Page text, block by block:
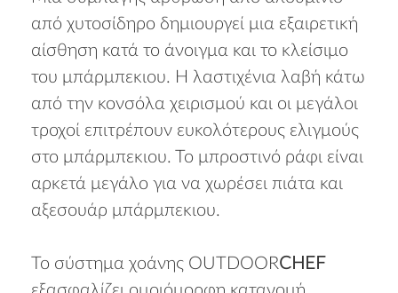
από χυτοσίδηρο δημιουργεί μια εξαιρετική
αίσθηση κατά το άνοιγμα και το κλείσιμο
του μπάρμπεκιου. Η λαστιχένια λαβή κάτω
από την κονσόλα χειρισμού και οι μεγάλοι
τροχοί επιτρέπουν ευκολότερους ελιγμούς
στο μπάρμπεκιου. Το μπροστινό ράφι είναι
αρκετά μεγάλο για να χωρέσει πιάτα και
αξεσουάρ μπάρμπεκιου.
Το σύστημα χοάνης OUTDOORCHEF